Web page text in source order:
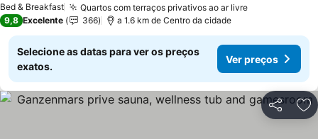
Bed & Breakfast Quartos com terraços privativos ao ar livre
9,8 Excelente 366 a 1.6 km de Centro da cidade
Selecione as datas para ver os preços
exatos.
Ver preços
Partilhar